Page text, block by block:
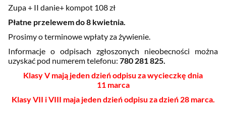
Zupa + II danie+ kompot 108 zł
Płatne przelewem do 8 kwietnia.
Prosimy o terminowe wpłaty za żywienie.
Informacje o odpisach zgłoszonych nieobecności można
uzyskać pod numerem telefonu: 780 281 825.
Klasy V mają jeden dzień odpisu za wycieczkę dnia
11 marca
Klasy VII i VIII maja jeden dzień odpisu za dzień 28 marca.